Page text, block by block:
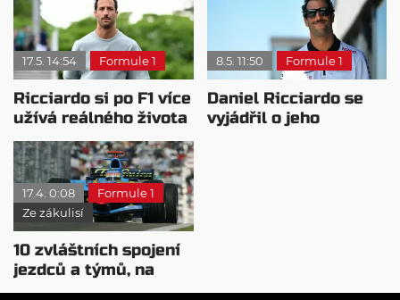
17.5. 14:54 Formule 1
Ricciardo si po F1 více
užívá reálného života
8.5. 11:50 Formule 1
Daniel Ricciardo se
vyjádřil o jeho
17.4. 0:08
Formule 1
Ze zákulisí
10 zvláštních spojení
jezdců a týmů, na
které jste zapomněli